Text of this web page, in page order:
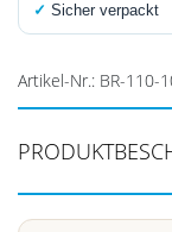
✓ Sicher verpackt
Artikel-Nr.: BR-110-